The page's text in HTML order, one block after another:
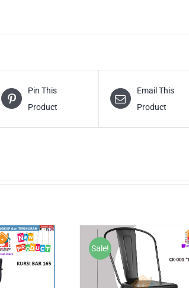
Pin This
Product
Email This
Product
Sale!